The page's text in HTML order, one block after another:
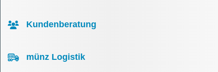
Kundenberatung
münz Logistik